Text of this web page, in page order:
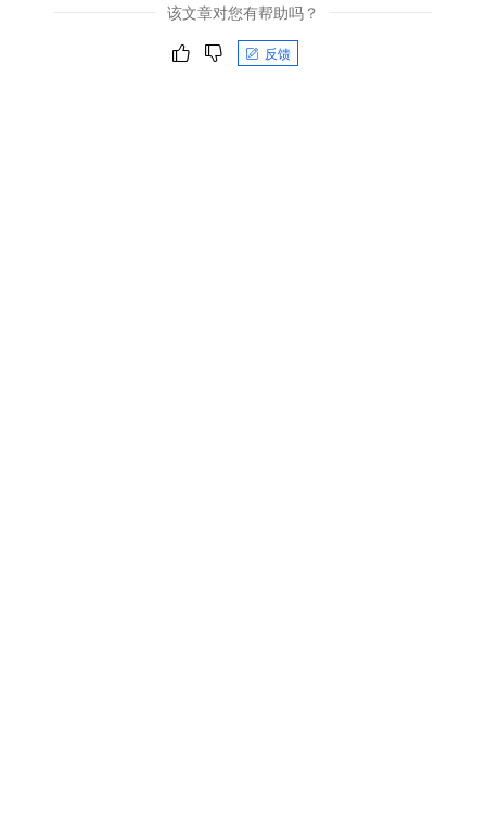
该文章对您有帮助吗？
反馈